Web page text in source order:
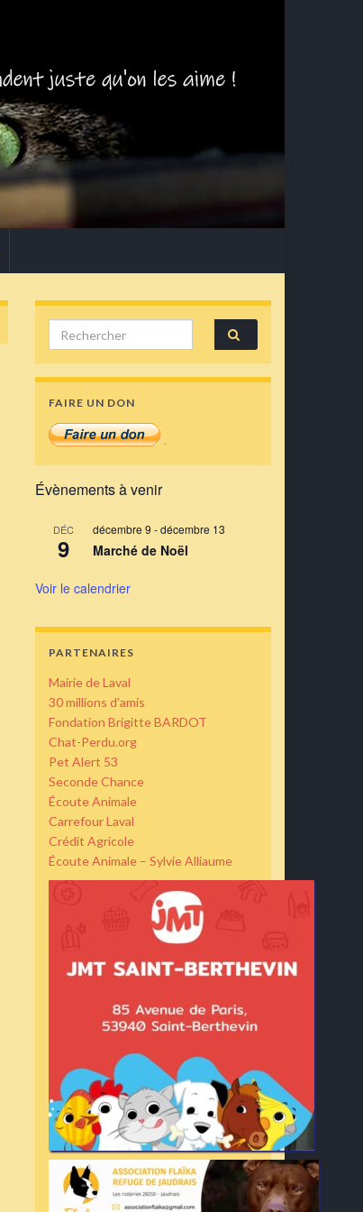
Search for:
FAIRE UN DON
Évènements à venir
DÉC
9
décembre 9 -décembre 13
Marché de Noël
Voir le calendrier
PARTENAIRES
Mairie de Laval
30 millions d’amis
Fondation Brigitte BARDOT
Chat-Perdu.org
Pet Alert 53
Seconde Chance
Écoute Animale
Carrefour Laval
Crédit Agricole
Écoute Animale – Sylvie Alliaume